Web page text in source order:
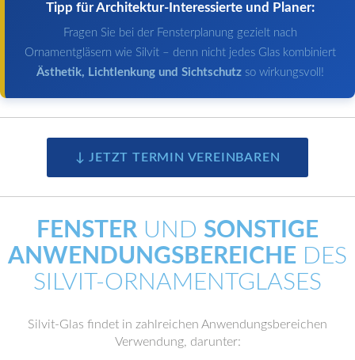
Tipp für Architektur-Interessierte und Planer:
Fragen Sie bei der Fensterplanung gezielt nach
Ornamentgläsern wie Silvit – denn nicht jedes Glas kombiniert
Ästhetik, Lichtlenkung und Sichtschutzso wirkungsvoll!
↓ JETZT TERMIN VEREINBAREN
FENSTER UND SONSTIGE
ANWENDUNGSBEREICHE DES
SILVIT-ORNAMENTGLASES
Silvit-Glas findet in zahlreichen Anwendungsbereichen
Verwendung, darunter: